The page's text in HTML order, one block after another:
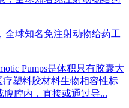
全球知名免注射动物给药工
Pumps是体积只有胶囊大
塑料胶材料生物相容性标
腔内，直接或通过导...